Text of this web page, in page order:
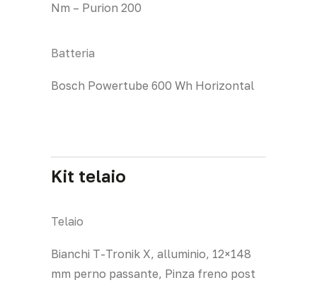
Nm – Purion 200
Batteria
Bosch Powertube 600 Wh Horizontal
Kit telaio
Telaio
Bianchi T-Tronik X, alluminio, 12×148
mm perno passante, Pinza freno post